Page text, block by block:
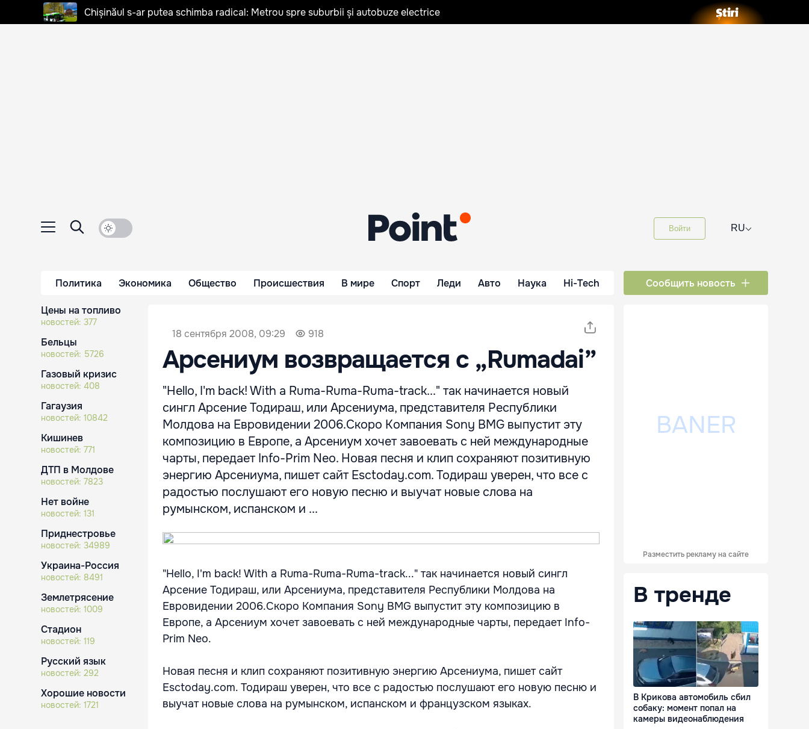
Chișinăul s-ar putea schimba radical: Metrou spre suburbii și autobuze electrice
Войти RU⌵
Политика Экономика Общество Происшествия В мире Спорт Леди Авто Наука Hi-Tech Сообщить новость
Цены на топливо
новостей: 377
Бельцы
новостей: 5726
Газовый кризис
новостей: 408
Гагаузия
новостей: 10842
Кишинев
новостей: 771
ДТП в Молдове
новостей: 7823
Нет войне
новостей: 131
Приднестровье
новостей: 34989
Украина-Россия
новостей: 8491
Землетрясение
новостей: 1009
Стадион
новостей: 119
Русский язык
новостей: 292
Хорошие новости
новостей: 1721
18 сентября 2008, 09:29 918
Арсениум возвращается с „Rumadai”
"Hello, I'm back! With a Ruma-Ruma-Ruma-track..." так начинается новый
сингл Арсение Тодираш, или Арсениума, представителя Республики
Молдова на Евровидении 2006.Скоро Компания Sony BMG выпустит эту
композицию в Европе, а Арсениум хочет завоевать с ней международные
чарты, передает Info-Prim Neo. Новая песня и клип сохраняют позитивную
энергию Арсениума, пишет сайт Esctoday.com. Тодираш уверен, что все с
радостью послушают его новую песню и выучат новые слова на
румынском, испанском и ...
"Hello, I'm back! With a Ruma-Ruma-Ruma-track..." так начинается новый сингл
Арсение Тодираш, или Арсениума, представителя Республики Молдова на
Евровидении 2006.Скоро Компания Sony BMG выпустит эту композицию в
Европе, а Арсениум хочет завоевать с ней международные чарты, передает Info-
Prim Neo.
Новая песня и клип сохраняют позитивную энергию Арсениума, пишет сайт
Esctoday.com. Тодираш уверен, что все с радостью послушают его новую песню и
выучат новые слова на румынском, испанском и французском языках.
Разместить рекламу на сайте
В тренде
В Крикова автомобиль сбил
собаку: момент попал на
камеры видеонаблюдения